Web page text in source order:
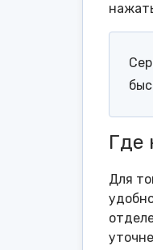
Где
Для